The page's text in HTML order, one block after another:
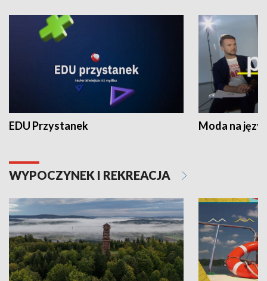
EDU Przystanek Moda na
WYPOCZYNEK I REKREACJA